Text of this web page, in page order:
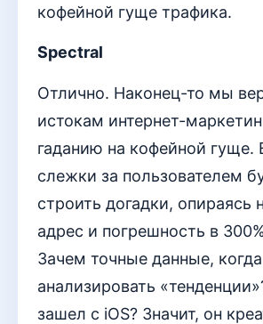
кофейной гуще трафика.
Spectral
Отлично. Наконец-то мы
истокам интернет-
гаданию на кофейной гуще.
слежки за пользователем
строить догадки, опираясь
адрес и погрешность в
Зачем точные данные,
анализировать
зашел с iOS? Значит, он